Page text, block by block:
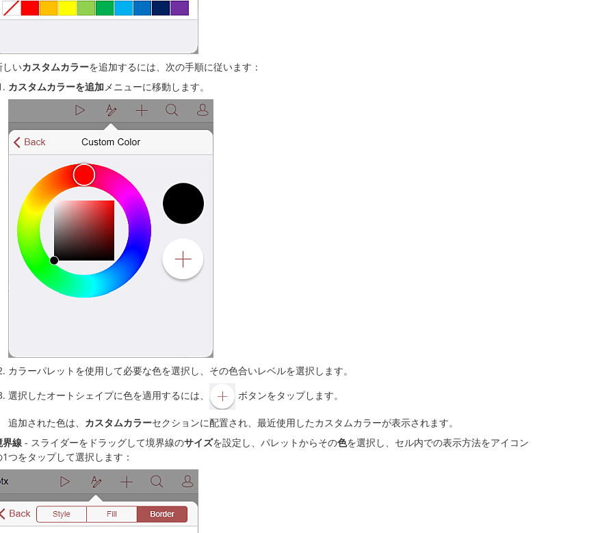
しいカスタムカラーを追加するには、次の手順に従います：
カスタムカラーを追加 メニューに移動します。
カラーパレットを使用して必要な色を選択し、その色合いレベルを選択します。
選択したオートシェイプに色を適用するには、
ボタンをタップします。
追加された色は、 カスタムカラーセクションに配置され、最近使用したカスタムカラーが表示されます。
界線 - スライダーをドラッグして境界線のサイズを設定し、パレットからその色を選択し、セル内での表示方法をアイコン
1つをタップして選択します：